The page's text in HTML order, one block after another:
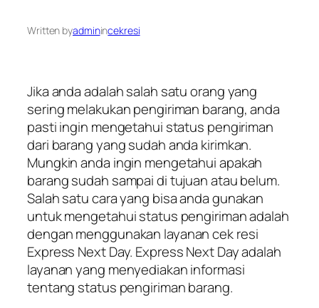
Written byadminincekresi
Jika anda adalah salah satu orang yang
sering melakukan pengiriman barang, anda
pasti ingin mengetahui status pengiriman
dari barang yang sudah anda kirimkan.
Mungkin anda ingin mengetahui apakah
barang sudah sampai di tujuan atau belum.
Salah satu cara yang bisa anda gunakan
untuk mengetahui status pengiriman adalah
dengan menggunakan layanan cek resi
Express Next Day. Express Next Day adalah
layanan yang menyediakan informasi
tentang status pengiriman barang.